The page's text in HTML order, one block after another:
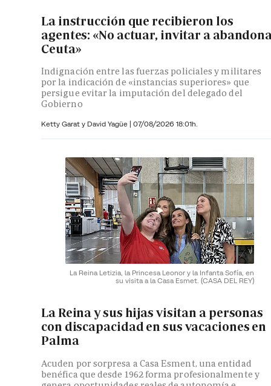
La instrucción que recibieron los
agentes: «No actuar, invitar a
Ceuta»
Indignación entre las fuerzas policiales y militares
por la indicación de «instancias superiores» que
persigue evitar la imputación del delegado del
Gobierno
Ketty Garat y David Yagüe | 07/08/2026 18:01h.
La Reina Letizia, la Princesa Leonor y la Infanta Sofía, en
su visita a la Casa Esmet. (CASA DEL REY)
La Reina y sus hijas visitan a personas
con discapacidad en sus vacaciones en
Palma
Acuden por sorpresa a Casa Esment, una entidad
benéfica que desde 1962 forma profesionalmente y